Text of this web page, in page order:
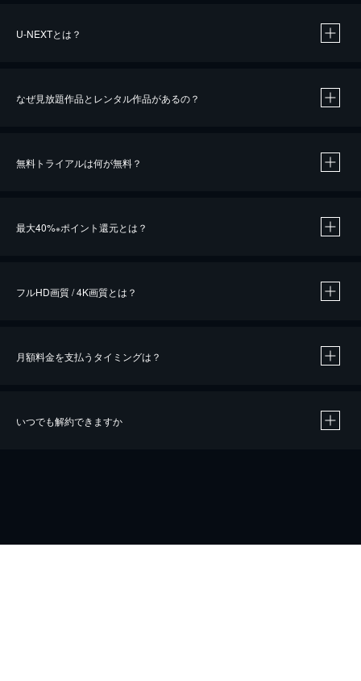
U-NEXTとは？
なぜ見放題作品とレンタル作品があるの？
無料トライアルは何が無料？
最大40%※ポイント還元とは？
※40％ポイント還元の対象は、クレジットカード決済による作品の購入 / レンタルです。
フルHD画質 / 4K画質とは？
月額料金を支払うタイミングは？
いつでも解約できますか